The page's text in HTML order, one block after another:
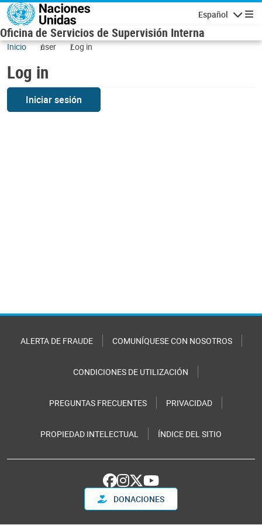
Skip to main content
Español
Oficina de Servicios de Supervisión Interna
Inicio user Log in
Log in
Iniciar sesión
ALERTA DE FRAUDE COMUNÍQUESE CON NOSOTROS
CONDICIONES DE UTILIZACIÓN
PREGUNTAS FRECUENTES PRIVACIDAD
PROPIEDAD INTELECTUAL ÍNDICE DEL SITIO
DONACIONES